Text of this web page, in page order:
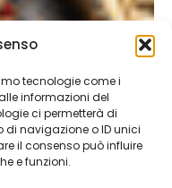
tecnologie come i
informazioni del
ci permetterà di
navigazione o ID unici
il consenso può influire
e funzioni.